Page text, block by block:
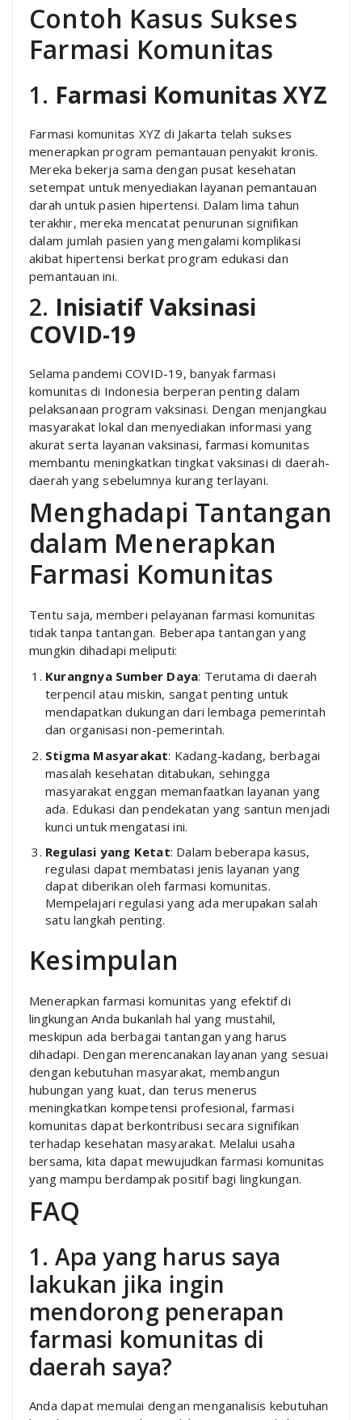
Contoh Kasus Sukses
Farmasi Komunitas
1. Farmasi Komunitas XYZ
Farmasi komunitas XYZ di Jakarta telah sukses
menerapkan program pemantauan penyakit kronis.
Mereka bekerja sama dengan pusat kesehatan
setempat untuk menyediakan layanan pemantauan
darah untuk pasien hipertensi. Dalam lima tahun
terakhir, mereka mencatat penurunan signifikan
dalam jumlah pasien yang mengalami komplikasi
akibat hipertensi berkat program edukasi dan
pemantauan ini.
2. Inisiatif Vaksinasi
COVID-19
Selama pandemi COVID-19, banyak farmasi
komunitas di Indonesia berperan penting dalam
pelaksanaan program vaksinasi. Dengan menjangkau
masyarakat lokal dan menyediakan informasi yang
akurat serta layanan vaksinasi, farmasi komunitas
membantu meningkatkan tingkat vaksinasi di daerah-
daerah yang sebelumnya kurang terlayani.
Menghadapi Tantangan
dalam Menerapkan
Farmasi Komunitas
Tentu saja, memberi pelayanan farmasi komunitas
tidak tanpa tantangan. Beberapa tantangan yang
mungkin dihadapi meliputi:
Kurangnya Sumber Daya: Terutama di daerah
terpencil atau miskin, sangat penting untuk
mendapatkan dukungan dari lembaga pemerintah
dan organisasi non-pemerintah.
Stigma Masyarakat: Kadang-kadang, berbagai
masalah kesehatan ditabukan, sehingga
masyarakat enggan memanfaatkan layanan yang
ada. Edukasi dan pendekatan yang santun menjadi
kunci untuk mengatasi ini.
Regulasi yang Ketat: Dalam beberapa kasus,
regulasi dapat membatasi jenis layanan yang
dapat diberikan oleh farmasi komunitas.
Mempelajari regulasi yang ada merupakan salah
satu langkah penting.
Kesimpulan
Menerapkan farmasi komunitas yang efektif di
lingkungan Anda bukanlah hal yang mustahil,
meskipun ada berbagai tantangan yang harus
dihadapi. Dengan merencanakan layanan yang sesuai
dengan kebutuhan masyarakat, membangun
hubungan yang kuat, dan terus menerus
meningkatkan kompetensi profesional, farmasi
komunitas dapat berkontribusi secara signifikan
terhadap kesehatan masyarakat. Melalui usaha
bersama, kita dapat mewujudkan farmasi komunitas
yang mampu berdampak positif bagi lingkungan.
FAQ
1. Apa yang harus saya
lakukan jika ingin
mendorong penerapan
farmasi komunitas di
daerah saya?
Anda dapat memulai dengan menganalisis kebutuhan